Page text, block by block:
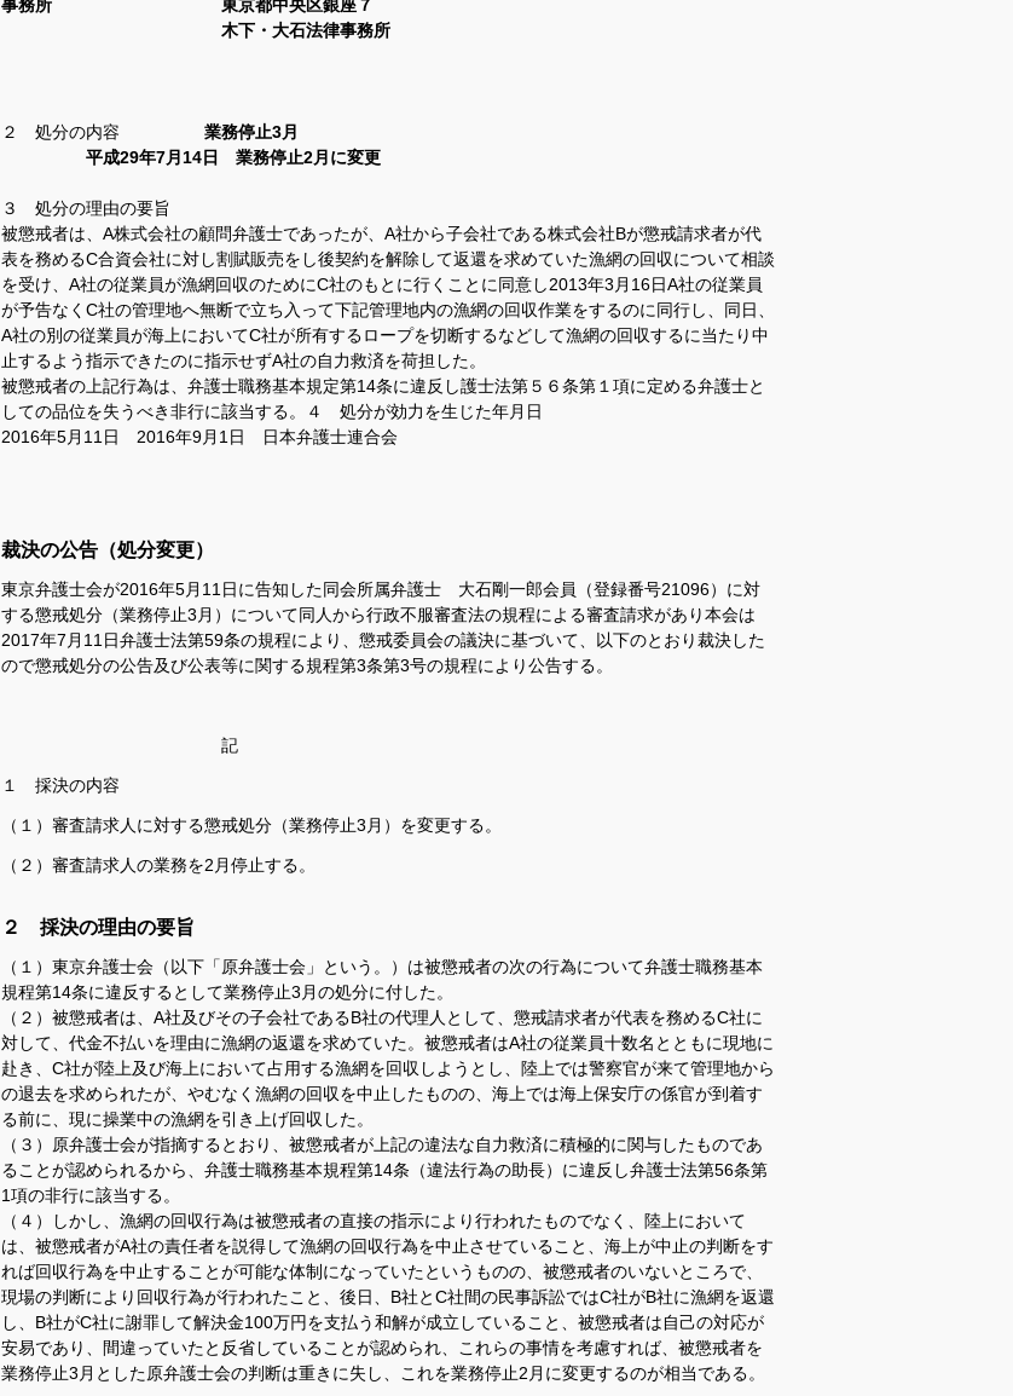
事務所 東京都中央区銀座７
木下・大石法律事務所
２ 処分の内容
業務停止3月
平成29年7月14日 業務停止2月に変更
３ 処分の理由の要旨
被懲戒者は、A株式会社の顧問弁護士であったが、A社から子会社である株式会社Bが懲戒請求者が代
表を務めるC合資会社に対し割賦販売をし後契約を解除して返還を求めていた漁網の回収について相談
を受け、A社の従業員が漁網回収のためにC社のもとに行くことに同意し2013年3月16日A社の従業員
が予告なくC社の管理地へ無断で立ち入って下記管理地内の漁網の回収作業をするのに同行し、同日、
A社の別の従業員が海上においてC社が所有するロープを切断するなどして漁網の回収するに当たり中
止するよう指示できたのに指示せずA社の自力救済を荷担した。
被懲戒者の上記行為は、弁護士職務基本規定第14条に違反し護士法第５６条第１項に定める弁護士と
しての品位を失うべき非行に該当する。
４ 処分が効力を生じた年月日
2016年5月11日 2016年9月1日 日本弁護士連合会
裁決の公告（処分変更）
東京弁護士会が2016年5月11日に告知した同会所属弁護士 大石剛一郎会員（登録番号21096）に対
する懲戒処分（業務停止3月）について同人から行政不服審査法の規程による審査請求があり本会は
2017年7月11日弁護士法第59条の規程により、懲戒委員会の議決に基づいて、以下のとおり裁決した
ので懲戒処分の公告及び公表等に関する規程第3条第3号の規程により公告する。
記
１ 採決の内容
（１）審査請求人に対する懲戒処分（業務停止3月）を変更する。
（２）審査請求人の業務を2月停止する。
２ 採決の理由の要旨
（１）東京弁護士会（以下「原弁護士会」という。）は被懲戒者の次の行為について弁護士職務基本
規程第14条に違反するとして業務停止3月の処分に付した。
（２）被懲戒者は、A社及びその子会社であるB社の代理人として、懲戒請求者が代表を務めるC社に
対して、代金不払いを理由に漁網の返還を求めていた。被懲戒者はA社の従業員十数名とともに現地に
赴き、C社が陸上及び海上において占用する漁網を回収しようとし、陸上では警察官が来て管理地から
の退去を求められたが、やむなく漁網の回収を中止したものの、海上では海上保安庁の係官が到着す
る前に、現に操業中の漁網を引き上げ回収した。
（３）原弁護士会が指摘するとおり、被懲戒者が上記の違法な自力救済に積極的に関与したものであ
ることが認められるから、弁護士職務基本規程第14条（違法行為の助長）に違反し弁護士法第56条第
1項の非行に該当する。
（４）しかし、漁網の回収行為は被懲戒者の直接の指示により行われたものでなく、陸上において
は、被懲戒者がA社の責任者を説得して漁網の回収行為を中止させていること、海上が中止の判断をす
れば回収行為を中止することが可能な体制になっていたというものの、被懲戒者のいないところで、
現場の判断により回収行為が行われたこと、後日、B社とC社間の民事訴訟ではC社がB社に漁網を返還
し、B社がC社に謝罪して解決金100万円を支払う和解が成立していること、被懲戒者は自己の対応が
安易であり、間違っていたと反省していることが認められ、これらの事情を考慮すれば、被懲戒者を
業務停止3月とした原弁護士会の判断は重きに失し、これを業務停止2月に変更するのが相当である。